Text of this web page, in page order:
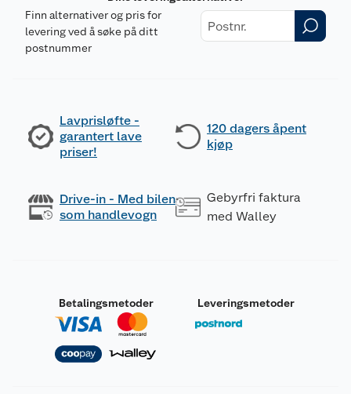
Finn alternativer og pris for
levering ved å søke på ditt
postnummer
Lavprisløfte -
garantert lave
priser!
120 dagers åpent
kjøp
Drive-in - Med bilen
som handlevogn
Gebyrfri faktura
med Walley
Betalingsmetoder Leveringsmetoder